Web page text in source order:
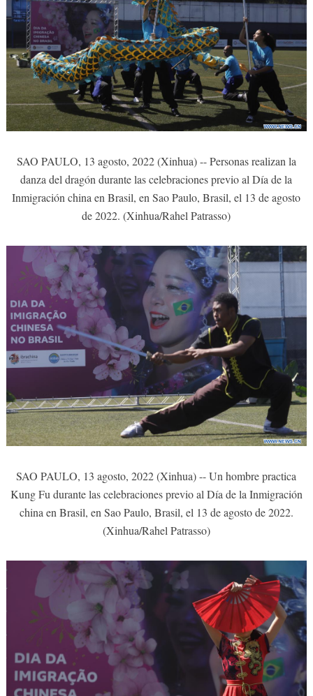
SAO PAULO, 13 agosto, 2022 (Xinhua) -- Personas realizan la
danza del dragón durante las celebraciones previo al Día de la
Inmigración china en Brasil, en Sao Paulo, Brasil, el 13 de agosto
de 2022. (Xinhua/Rahel Patrasso)
SAO PAULO, 13 agosto, 2022 (Xinhua) -- Un hombre practica
Kung Fu durante las celebraciones previo al Día de la Inmigración
china en Brasil, en Sao Paulo, Brasil, el 13 de agosto de 2022.
(Xinhua/Rahel Patrasso)